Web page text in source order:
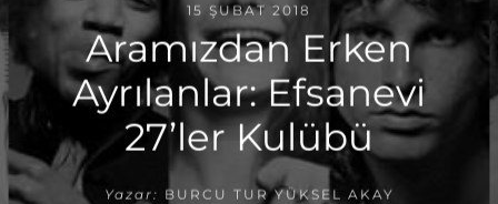
15 ŞUBAT 2018
Aramızdan Erken
Ayrılanlar: Efsanevi
27’ler Kulübü
Yazar: BURCU TUR YÜKSEL AKAY